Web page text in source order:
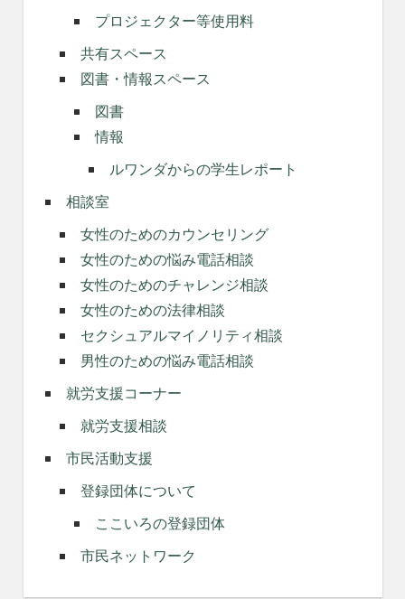
プロジェクター等使用料
共有スペース
図書・情報スペース
図書
情報
ルワンダからの学生レポート
相談室
女性のためのカウンセリング
女性のための悩み電話相談
女性のためのチャレンジ相談
女性のための法律相談
セクシュアルマイノリティ相談
男性のための悩み電話相談
就労支援コーナー
就労支援相談
市民活動支援
登録団体について
ここいろの登録団体
市民ネットワーク